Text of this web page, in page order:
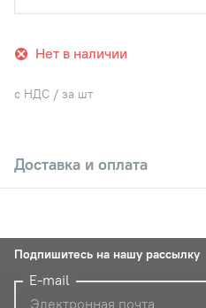
Нет в наличии
с НДС / за шт
Доставка и оплата
Подпишитесь на нашу рассылку
E-mail